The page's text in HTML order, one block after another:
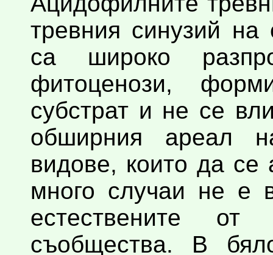
тревния синузий
са широко
фитоценози,
субстрат и не се
обширния ареал
видове, които да се
много случаи не е
естествените от
съобщества. В